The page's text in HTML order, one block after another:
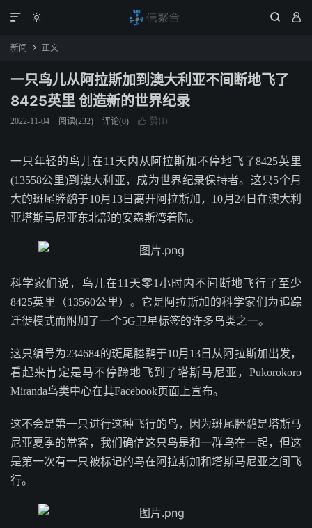
  

新闻  正文
一只鸟儿从阿拉斯加到澳大利亚不间断地飞了
8425英里 创造新的世界纪录
2022-11-04 阅读(232) 评论(0)  赞(1)
一只年轻的鸟儿在11天内从阿拉斯加不停地飞了8425英里
(13558公里)到澳大利亚，成为世界纪录保持者。这只5个月
大的斑尾塍鹬于10月13日离开阿拉斯加，10月24日在澳大利
亚塔斯马尼亚东北部的安森斯湾着陆。
科学家们说，鸟儿在11天零1小时内不间断地飞行了至少
8425英里（13560公里）。它是阿拉斯加的科学家们为追踪
迁徙模式而附加了一个5G卫星标签的许多鸟类之一。
这只编号为234684的斑尾塍鹬于10月13日从阿拉斯加出发，
看起来肯定是马不停蹄地飞到了塔斯马尼亚，Pukorokoro
Miranda鸟类中心在其Facebook页面上宣布。
这不会是第一只进行这种飞行的鸟，因为斑尾塍鹬是塔斯马
尼亚夏季的常客，我们确信这只鸟是和一群鸟在一起，但这
是第一次有一只被标记的鸟在阿拉斯加和塔斯马尼亚之间飞
行。